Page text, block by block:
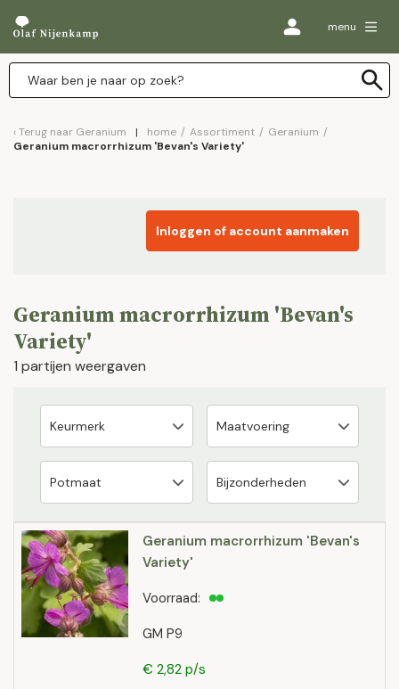
menu
Terug naar Geranium home / Assortiment / Geranium /
Geranium macrorrhizum 'Bevan's Variety'
Inloggen of account aanmaken
Geranium macrorrhizum 'Bevan's
Variety'
1 partijen weergaven
Geranium macrorrhizum 'Bevan's
Variety'
GM P9
Voorraad:
€ 2,82 p/s